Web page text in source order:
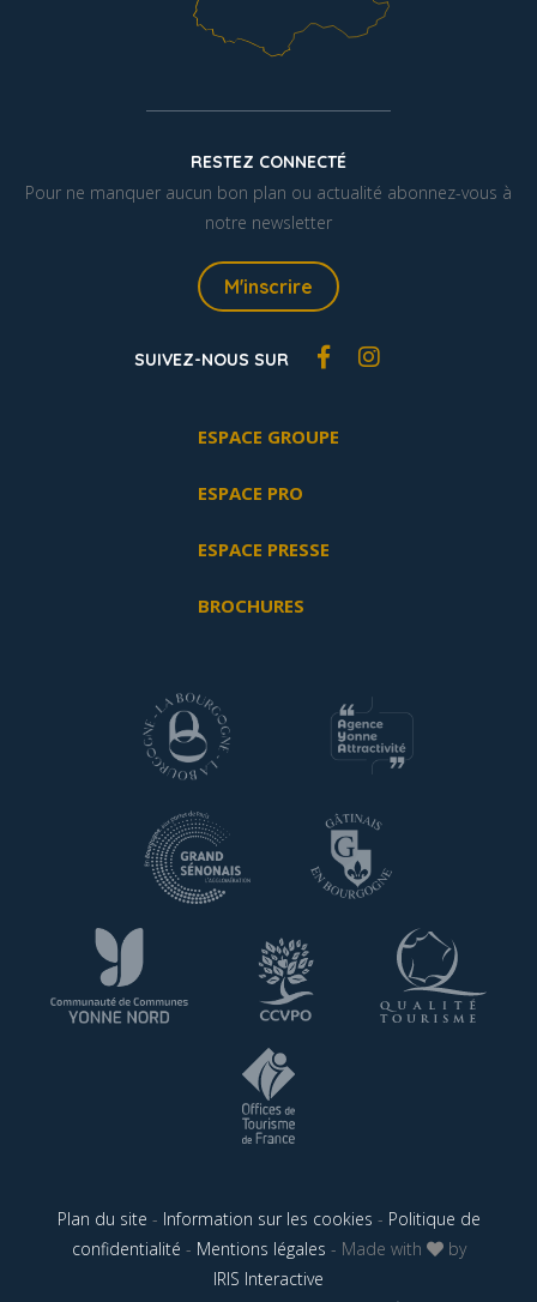
RESTEZ CONNECTÉ
Pour ne manquer aucun bon plan ou actualité abonnez-vous à
notre newsletter
M'inscrire
SUIVEZ-NOUS SUR
ESPACE GROUPE
ESPACE PRO
ESPACE PRESSE
BROCHURES
Plan du site - Information sur les cookies - Politique de
confidentialité - Mentions légales - Made with
by
IRIS Interactive